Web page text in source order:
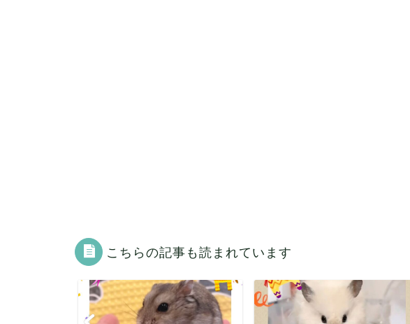
こちらの記事も読まれています